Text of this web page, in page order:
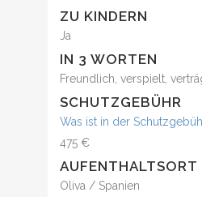
ZU KINDERN
Ja
IN 3 WORTEN
Freundlich, verspielt,
SCHUTZGEBÜHR
Was ist in der
475 €
AUFENTHALTSORT
Oliva / Spanien